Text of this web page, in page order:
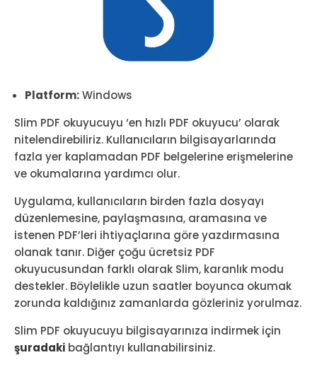
Platform:Windows
Slim PDF okuyucuyu ‘en hızlı PDF okuyucu’ olarak
nitelendirebiliriz. Kullanıcıların bilgisayarlarında
fazla yer kaplamadan PDF belgelerine erişmelerine
ve okumalarına yardımcı olur.
Uygulama, kullanıcıların birden fazla dosyayı
düzenlemesine, paylaşmasına, aramasına ve
istenen PDF’leri ihtiyaçlarına göre yazdırmasına
olanak tanır. Diğer çoğu ücretsiz PDF
okuyucusundan farklı olarak Slim, karanlık modu
destekler. Böylelikle uzun saatler boyunca okumak
zorunda kaldığınız zamanlarda gözleriniz yorulmaz.
Slim PDF okuyucuyu bilgisayarınıza indirmek için
şuradaki bağlantıyı kullanabilirsiniz.